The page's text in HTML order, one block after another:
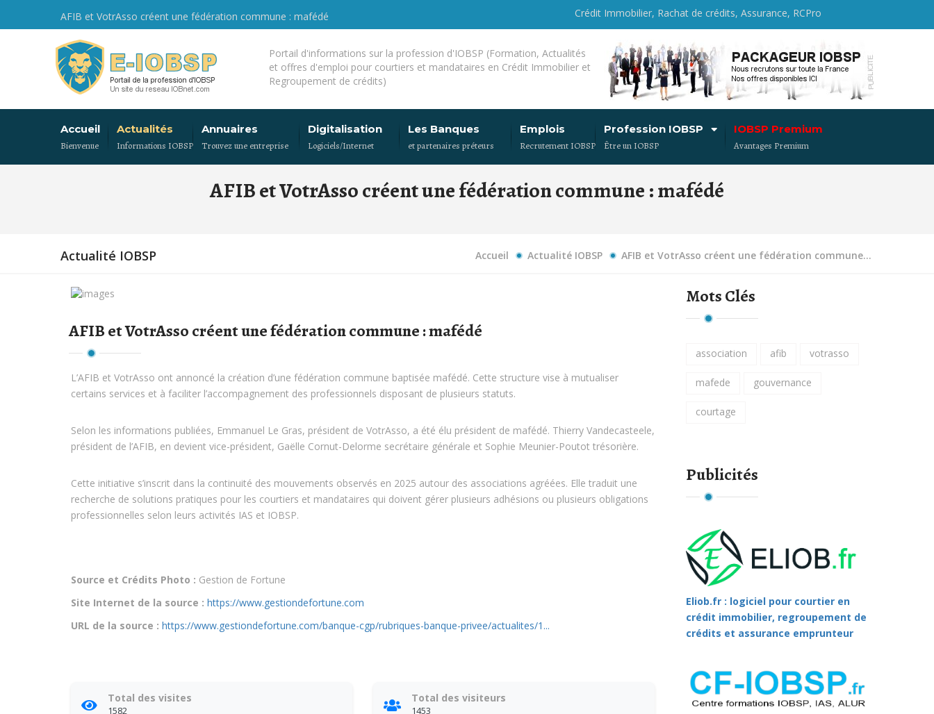
AFIB et VotrAsso créent une fédération commune : mafédé Crédit Immobilier, Rachat de crédits, Assurance, RCPro
Portail d'informations sur la profession d'IOBSP (Formation, Actualités
et offres d'emploi pour courtiers et mandataires en Crédit Immobilier et
Regroupement de crédits)
Accueil
Bienvenue
Actualités
Informations IOBSP
Annuaires
Trouvez une entreprise
Digitalisation
Logiciels/Internet
Les Banques
et partenaires préteurs
Emplois
Recrutement IOBSP
Profession IOBSP
Être un IOBSP
IOBSP Premium
Avantages Premium
AFIB et VotrAsso créent une fédération commune : mafédé
Actualité IOBSP Accueil Actualité IOBSP AFIB et VotrAsso créent une fédération commune...
AFIB et VotrAsso créent une fédération commune : mafédé
L’AFIB et VotrAsso ont annoncé la création d’une fédération commune baptisée mafédé. Cette structure vise à mutualiser
certains services et à faciliter l’accompagnement des professionnels disposant de plusieurs statuts.
Selon les informations publiées, Emmanuel Le Gras, président de VotrAsso, a été élu président de mafédé. Thierry Vandecasteele,
président de l’AFIB, en devient vice-président, Gaëlle Cornut-Delorme secrétaire générale et Sophie Meunier-Poutot trésorière.
Cette initiative s’inscrit dans la continuité des mouvements observés en 2025 autour des associations agréées. Elle traduit une
recherche de solutions pratiques pour les courtiers et mandataires qui doivent gérer plusieurs adhésions ou plusieurs obligations
professionnelles selon leurs activités IAS et IOBSP.
Source et Crédits Photo : Gestion de Fortune
Site Internet de la source : https://www.gestiondefortune.com
URL de la source : https://www.gestiondefortune.com/banque-cgp/rubriques-banque-privee/actualites/1...
Total des visites
1582
Total des visiteurs
1453
Mots Clés
association afib votrasso
mafede gouvernance
courtage
Publicités
Eliob.fr : logiciel pour courtier en
crédit immobilier, regroupement de
crédits et assurance emprunteur